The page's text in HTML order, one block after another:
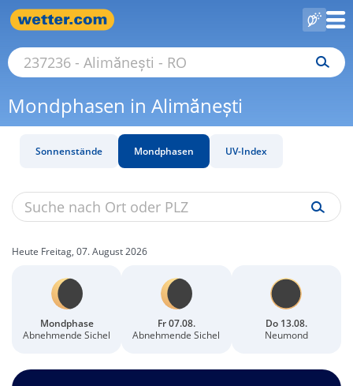
Mondphasen in Alimănești
Sonnenstände Mondphasen UV-Index
Heute Freitag, 07. August 2026
Mondphase
Abnehmende Sichel
Fr 07.08.
Abnehmende Sichel
Do 13.08.
Neumond